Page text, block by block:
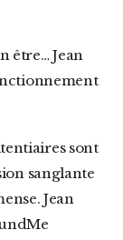
sanglante
Jean